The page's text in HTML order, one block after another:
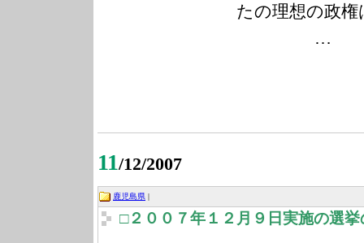
たの理想の政権
…
11/12/2007
鹿児島県
□２００７年１２月９日実施の選挙